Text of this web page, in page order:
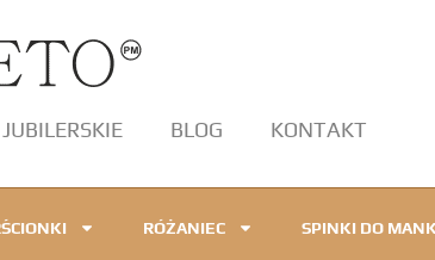
BLOG KONTAKT
RÓŻANIEC SPINKI DO